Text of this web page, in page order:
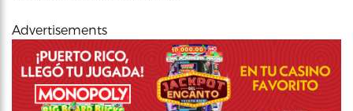
Advertisements